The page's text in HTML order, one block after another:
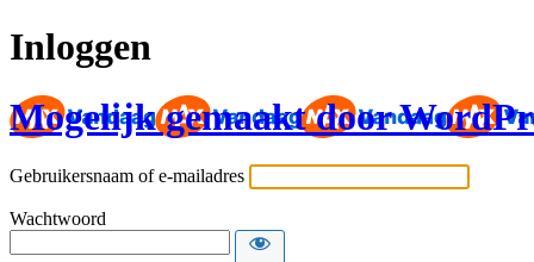
Inloggen
Mogelijk gemaakt door
Gebruikersnaam of e-mailadres
Wachtwoord